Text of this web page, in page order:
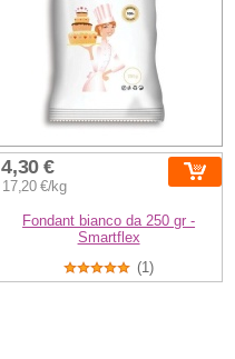
4,30 €
17,20 €/kg
Fondant bianco da 250 gr -
Smartflex
(1)